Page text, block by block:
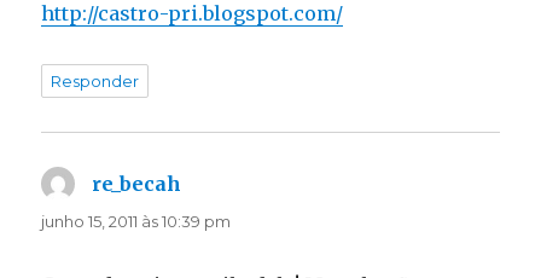
http://castro-pri.blogspot.com/
Responder
re_becah
junho 15, 2011 às 10:39 pm